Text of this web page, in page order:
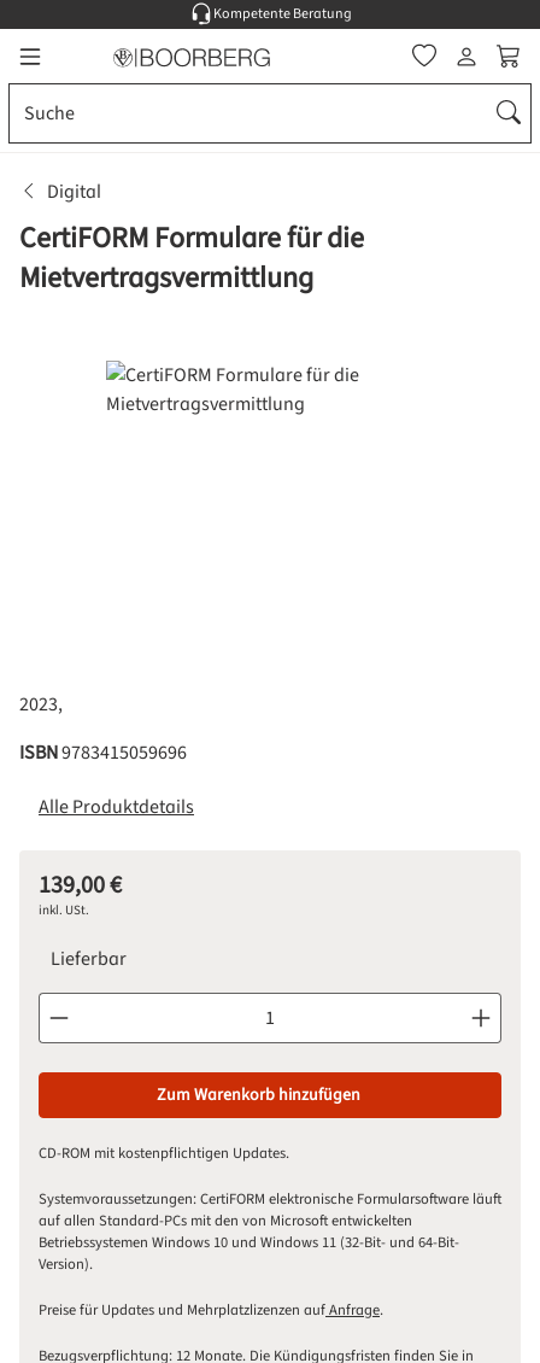
Zum Hauptinhalt springen
Kompetente Beratung
Digital
CertiFORM Formulare für die
Mietvertragsvermittlung
Bildergalerie überspringen
2023,
ISBN9783415059696
Alle Produktdetails
Regulärer Preis:
139,00 €
inkl. USt.
Lieferbar
Produkt Anzahl: Gib den gewünschten Wert ein oder
Zum Warenkorb hinzufügen
CD-ROM mit kostenpflichtigen Updates.
Systemvoraussetzungen:CertiFORM elektronische Formularsoftware läuft
auf allen Standard-PCs mit den von Microsoft entwickelten
Betriebssystemen Windows 10 und Windows 11 (32-Bit- und 64-Bit-
Version).
Preise für Updates und Mehrplatzlizenzen aufAnfrage.
Bezugsverpflichtung: 12 Monate. Die Kündigungsfristen finden Sie in